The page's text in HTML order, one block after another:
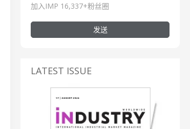
加入IMP 16,337+粉丝圈
发送
LATEST ISSUE